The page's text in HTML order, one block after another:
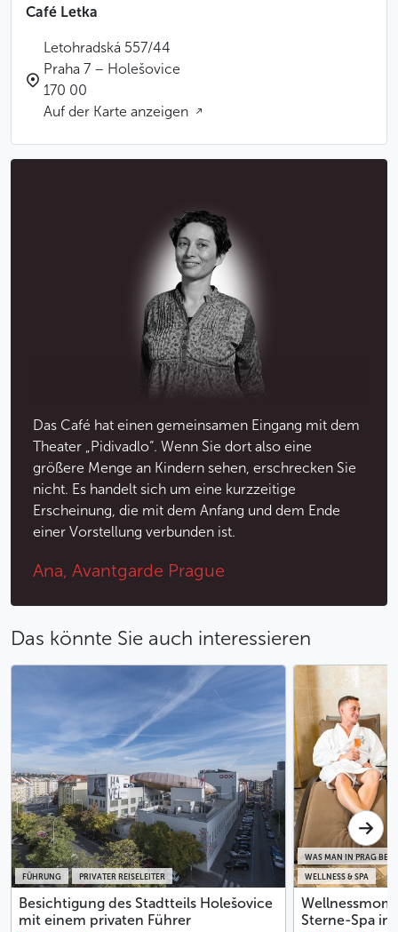
Café Letka
Letohradská 557/44
Praha 7 – Holešovice
170 00
Auf der Karte anzeigen
Das Café hat einen gemeinsamen Eingang mit dem
Theater „Pidivadlo“. Wenn Sie dort also eine
größere Menge an Kindern sehen, erschrecken Sie
nicht. Es handelt sich um eine kurzzeitige
Erscheinung, die mit dem Anfang und dem Ende
einer Vorstellung verbunden ist.
Ana, Avantgarde Prague
Das könnte Sie auch interessieren
FÜHRUNG PRIVATER REISELEITER
Besichtigung des Stadtteils Holešovice
mit einem privaten Führer
WELLNESS & SPA
WAS MAN IN PRAG BEI
Sterne-Spa in